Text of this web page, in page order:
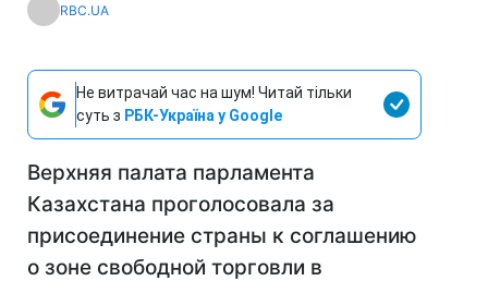
RBC.UA
Не витрачай час на шум! Читай тільки
суть з РБК-Україна у Google
Верхняя палата парламента
Казахстана проголосовала за
присоединение страны к соглашению
о зоне свободной торговли в